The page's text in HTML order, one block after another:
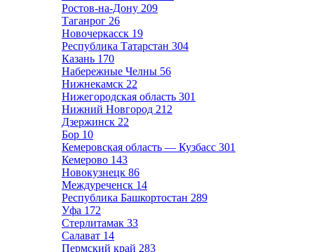
Ростов-на-Дону 209
Таганрог 26
Новочеркасск 19
Республика Татарстан 304
Казань 170
Набережные Челны 56
Нижнекамск 22
Нижегородская область 301
Нижний Новгород 212
Дзержинск 22
Бор 10
Кемеровская область — Кузбасс 301
Кемерово 143
Новокузнецк 86
Междуреченск 14
Республика Башкортостан 289
Уфа 172
Стерлитамак 33
Салават 14
Пермский край 283